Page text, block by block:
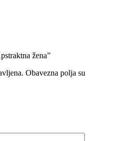
žena”
Obavezna polja su